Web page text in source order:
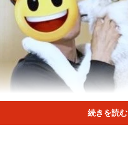
続きを読む